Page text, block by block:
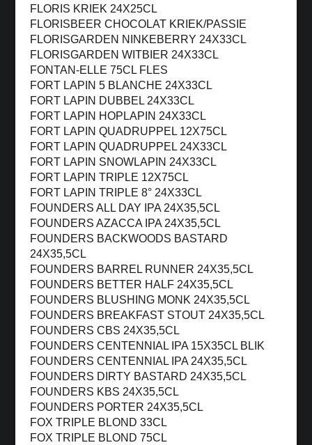
FLORIS KRIEK 24X25CL
FLORISBEER CHOCOLAT KRIEK/PASSIE
FLORISGARDEN NINKEBERRY 24X33CL
FLORISGARDEN WITBIER 24X33CL
FONTAN-ELLE 75CL FLES
FORT LAPIN 5 BLANCHE 24X33CL
FORT LAPIN DUBBEL 24X33CL
FORT LAPIN HOPLAPIN 24X33CL
FORT LAPIN QUADRUPPEL 12X75CL
FORT LAPIN QUADRUPPEL 24X33CL
FORT LAPIN SNOWLAPIN 24X33CL
FORT LAPIN TRIPLE 12X75CL
FORT LAPIN TRIPLE 8° 24X33CL
FOUNDERS ALL DAY IPA 24X35,5CL
FOUNDERS AZACCA IPA 24X35,5CL
FOUNDERS BACKWOODS BASTARD
24X35,5CL
FOUNDERS BARREL RUNNER 24X35,5CL
FOUNDERS BETTER HALF 24X35,5CL
FOUNDERS BLUSHING MONK 24X35,5CL
FOUNDERS BREAKFAST STOUT 24X35,5CL
FOUNDERS CBS 24X35,5CL
FOUNDERS CENTENNIAL IPA 15X35CL BLIK
FOUNDERS CENTENNIAL IPA 24X35,5CL
FOUNDERS DIRTY BASTARD 24X35,5CL
FOUNDERS KBS 24X35,5CL
FOUNDERS PORTER 24X35,5CL
FOX TRIPLE BLOND 33CL
FOX TRIPLE BLOND 75CL